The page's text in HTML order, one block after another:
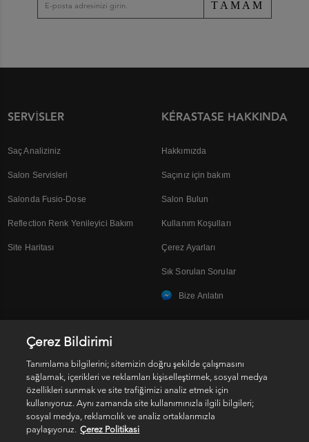
TAMAM
SERVISLER
Saç Analiziniz
Salon Servisleri
Salonda Fusio-Dose
Reflection Renk Yenileyici Bakım
Site Haritası
KÉRASTASE HAKKINDA
Hakkımızda
Saçınız için bakım
Salon Bulun
Kullanım Koşulları
Çerez Ayarları
Sık Sorulan Sorular
Bize Anlatın
SOSYAL MEDYA
Çerez Bildirimi
Tanımlama bilgilerini; sitemizin doğru şekilde çalışmasını
sağlamak, içerikleri ve reklamları kişiselleştirmek, sosyal medya
özellikleri sunmak ve site trafiğimizi analiz etmek için
kullanıyoruz. Aynı zamanda site kullanımınızla ilgili bilgileri;
sosyal medya, reklamcılık ve analiz ortaklarımızla
paylaşıyoruz. Çerez Politikasi